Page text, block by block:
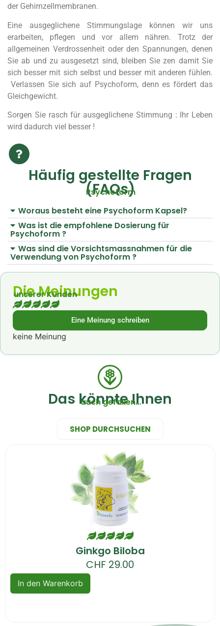
der Gehirnzellmembranen.
Eine ausgeglichene Stimmungslage können wir uns
erarbeiten, pflegen und vor allem nähren. Trotz der
allgemeinen Verdrossenheit oder den Spannungen, denen
Sie ab und zu ausgesetzt sind, bleiben Sie zen damit Sie
sich besser mit sich selbst und besser mit anderen fühlen.
Verlassen Sie sich auf Psychoform, denn es fördert das
Gleichgewicht.
Sorgen Sie rasch für ausgeglichene Stimmung : Ihr Leben
wird dadurch viel besser !
Häufig gestellte Fragen
(FAQs)
Psychoform
Woraus besteht eine Psychoform Kapsel?
Was ist die empfohlene Dosierung für
Psychoform ?
Was sind die Vorsichtsmassnahmen für die
Verwendung von Psychoform ?
Die Meinungen
unserer Kunden
Eine Meinung schreiben
keine Meinung
Das könnte Ihnen
auch gefallen…
SHOP DURCHSUCHEN
Ginkgo Biloba
CHF 29.00
In den Warenkorb